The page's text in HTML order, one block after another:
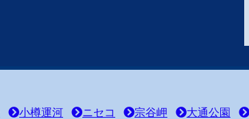
小樽運河 ニセコ 宗谷岬 大通公園